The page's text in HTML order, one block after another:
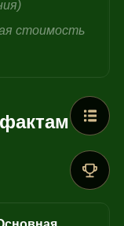
стоимость